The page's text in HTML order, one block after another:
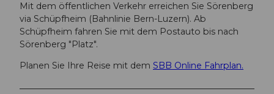
Mit dem öffentlichen Verkehr erreichen Sie Sörenberg
via Schüpfheim (Bahnlinie Bern-Luzern). Ab
Schüpfheim fahren Sie mit dem Postauto bis nach
Sörenberg "Platz".
Planen Sie Ihre Reise mit dem SBB Online Fahrplan.